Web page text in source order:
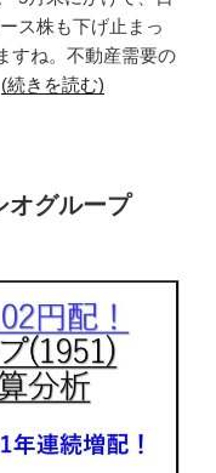
ス株も下げ止まっ
すね。不動産需要の
(続きを読む)
オグループ